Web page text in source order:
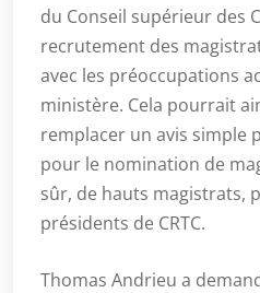
du Conseil supérieur des
recrutement des
avec les préoccupations
ministère. Cela pourrait
remplacer un avis simple
pour le nomination de
sûr, de hauts magistrats,
présidents de CRTC.
Thomas Andrieu a